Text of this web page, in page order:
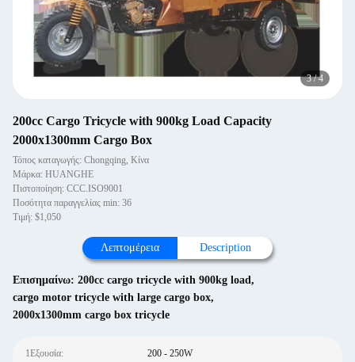
3/4
200cc Cargo Tricycle with 900kg Load Capacity
2000x1300mm Cargo Box
Τόπος καταγωγής: Chongqing, Κίνα
Μάρκα: HUANGHE
Πιστοποίηση: CCC.ISO9001
Ποσότητα παραγγελίας min: 36
Τιμή: $1,050
Λεπτομέρεια Description
Επισημαίνω: 200cc cargo tricycle with 900kg load,
cargo motor tricycle with large cargo box,
2000x1300mm cargo box tricycle
1Εξουσία: 200 - 250W